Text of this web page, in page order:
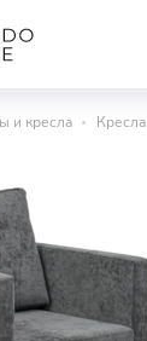
и кресла Кресла